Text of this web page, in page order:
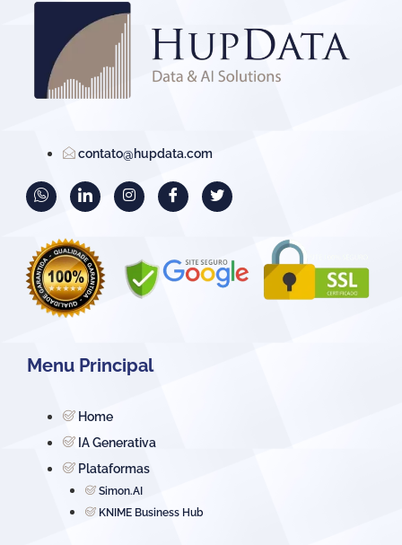
contato@hupdata.com
Menu Principal
Home
IA Generativa
Plataformas
Simon.AI
KNIME Business Hub